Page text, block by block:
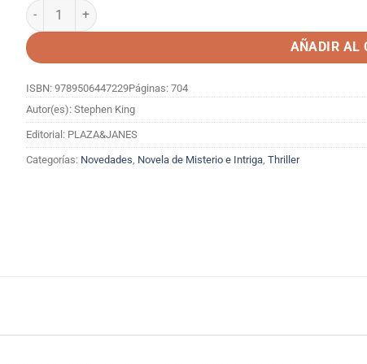
SI TE GUSTA LA OSCURIDAD cantidad
AÑADIR AL
ISBN: 9789506447229Páginas: 704
Autor(es): Stephen King
Editorial: PLAZA&JANES
Categorías: Novedades Novela de Misterio e Intriga Thriller